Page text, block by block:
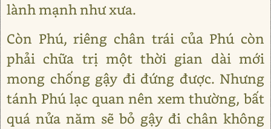
lành mạnh như xưa.
Còn Phú, riêng chân trái của Phú còn
phải chữa trị một thời gian dài mới
mong chống gậy đi đứng được. Nhưng
tánh Phú lạc quan nên xem thường, bất
quá nửa năm sẽ bỏ gậy đi chân không